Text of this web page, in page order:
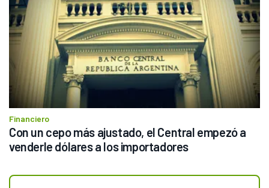
Financiero
Con un cepo más ajustado, el Central empezó a
venderle dólares a los importadores